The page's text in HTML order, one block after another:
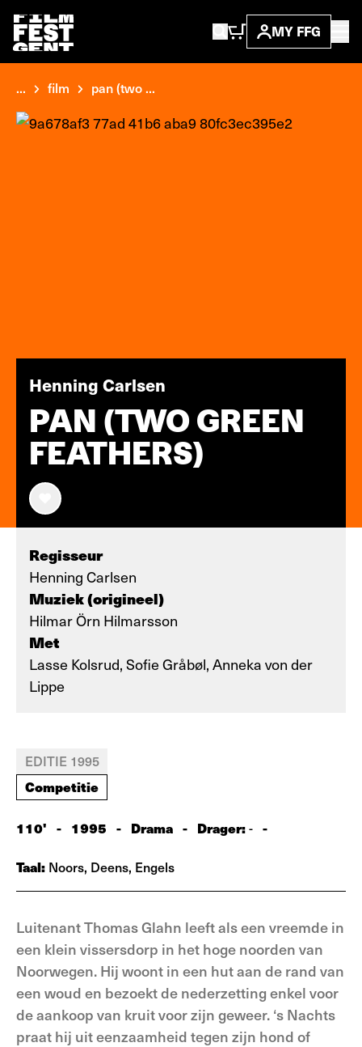
MY FFG
... film pan (two ...
Henning Carlsen
PAN (TWO GREEN
FEATHERS)
Regisseur
Henning Carlsen
Muziek (origineel)
Hilmar Örn Hilmarsson
Met
Lasse Kolsrud, Sofie Gråbøl, Anneka von der
Lippe
EDITIE 1995
Competitie
110' - 1995 - Drama - Drager:- -
Taal: Noors, Deens, Engels
Luitenant Thomas Glahn leeft als een vreemde in
een klein vissersdorp in het hoge noorden van
Noorwegen. Hij woont in een hut aan de rand van
een woud en bezoekt de nederzetting enkel voor
de aankoop van kruit voor zijn geweer. ‘s Nachts
praat hij uit eenzaamheid tegen zijn hond of